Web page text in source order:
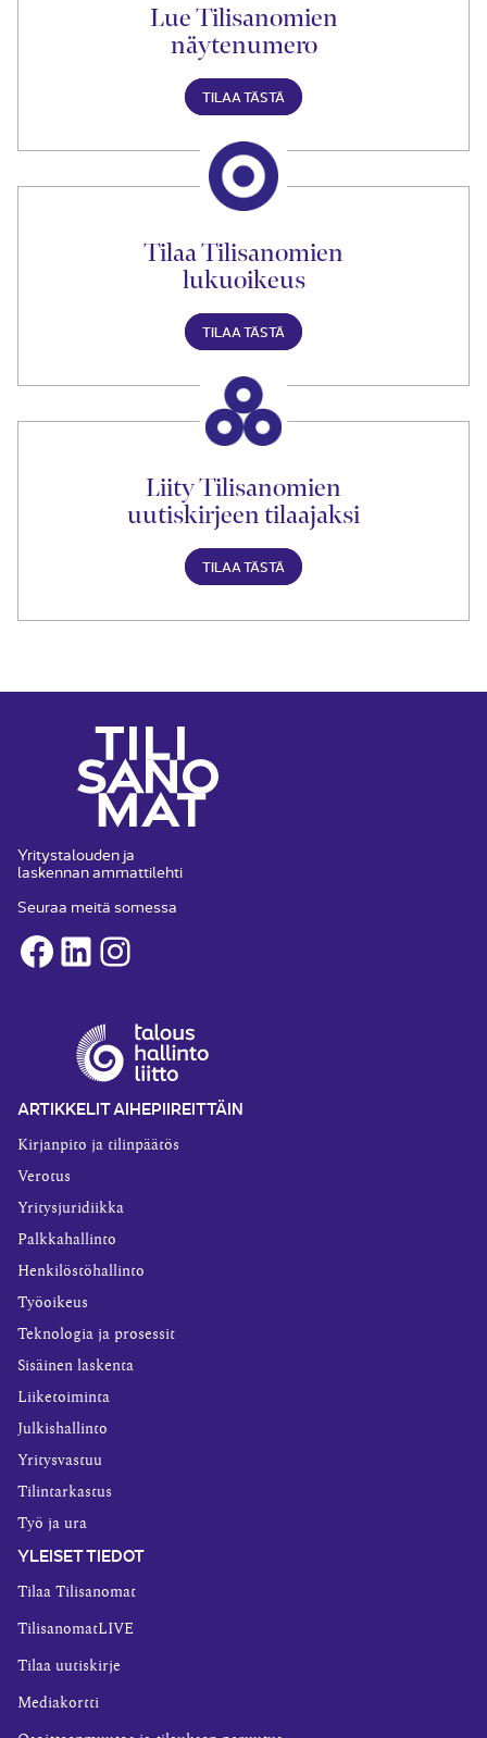
Lue Tilisanomien
näytenumero
TILAA TÄSTÄ
Tilaa Tilisanomien
lukuoikeus
TILAA TÄSTÄ
Liity Tilisanomien
uutiskirjeen tilaajaksi
TILAA TÄSTÄ
Yritystalouden ja
laskennan ammattilehti
Seuraa meitä somessa
Facebook
LinkedInInstagram
ARTIKKELIT AIHEPIIREITTÄIN
Kirjanpito ja tilinpäätös
Verotus
Yritysjuridiikka
Palkkahallinto
Henkilöstöhallinto
Työoikeus
Teknologia ja prosessit
Sisäinen laskenta
Liiketoiminta
Julkishallinto
Yritysvastuu
Tilintarkastus
Työ ja ura
YLEISET TIEDOT
Tilaa Tilisanomat
TilisanomatLIVE
Tilaa uutiskirje
Mediakortti